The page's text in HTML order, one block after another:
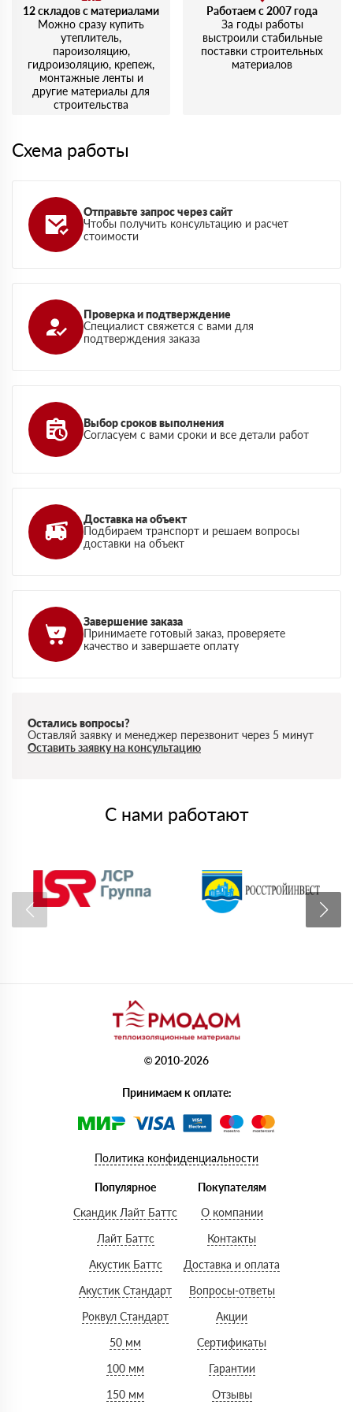
12 складов с материалами
Можно сразу купить
утеплитель,
пароизоляцию,
гидроизоляцию, крепеж,
монтажные ленты и
другие материалы для
строительства
Работаем с 2007 года
За годы работы
выстроили стабильные
поставки строительных
материалов
Схема работы
Отправьте запрос через сайт
Чтобы получить консультацию и расчет
стоимости
Проверка и подтверждение
Специалист свяжется с вами для
подтверждения заказа
Выбор сроков выполнения
Согласуем с вами сроки и все детали работ
Доставка на объект
Подбираем транспорт и решаем вопросы
доставки на объект
Завершение заказа
Принимаете готовый заказ, проверяете
качество и завершаете оплату
Остались вопросы?
Оставляй заявку и менеджер перезвонит через 5 минут
Оставить заявку на консультацию
С нами работают
© 2010-2026
Принимаем к оплате:
Политика конфиденциальности
Популярное
Скандик Лайт Баттс
Лайт Баттс
Акустик Баттс
Акустик Стандарт
Роквул Стандарт
50 мм
100 мм
150 мм
Покупателям
О компании
Контакты
Доставка и оплата
Вопросы-ответы
Акции
Сертификаты
Гарантии
Отзывы